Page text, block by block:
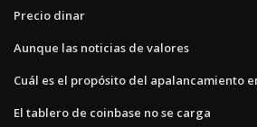
Precio dinar
Aunque las noticias de valores
Cuál es el propósito del apalancamiento
El tablero de coinbase no se carga